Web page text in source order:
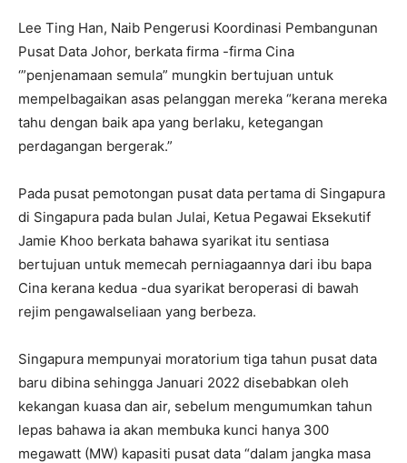
Lee Ting Han, Naib Pengerusi Koordinasi Pembangunan
Pusat Data Johor, berkata firma -firma Cina
‘”penjenamaan semula” mungkin bertujuan untuk
mempelbagaikan asas pelanggan mereka “kerana mereka
tahu dengan baik apa yang berlaku, ketegangan
perdagangan bergerak.”
Pada pusat pemotongan pusat data pertama di Singapura
di Singapura pada bulan Julai, Ketua Pegawai Eksekutif
Jamie Khoo berkata bahawa syarikat itu sentiasa
bertujuan untuk memecah perniagaannya dari ibu bapa
Cina kerana kedua -dua syarikat beroperasi di bawah
rejim pengawalseliaan yang berbeza.
Singapura mempunyai moratorium tiga tahun pusat data
baru dibina sehingga Januari 2022 disebabkan oleh
kekangan kuasa dan air, sebelum mengumumkan tahun
lepas bahawa ia akan membuka kunci hanya 300
megawatt (MW) kapasiti pusat data “dalam jangka masa